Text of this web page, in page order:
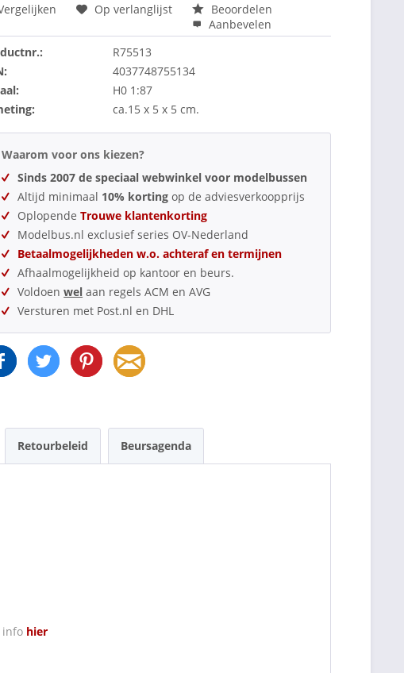
Op verlanglijst
Beoordelen
Aanbevelen
R75513
4037748755134
H0 1:87
ca.15 x 5 x 5 cm.
Waarom voor ons kiezen?
Sinds 2007 de speciaal webwinkel voor modelbussen
Altijd minimaal 10% kortingop de adviesverkoopprijs
OplopendeTrouwe klantenkorting
Modelbus.nl exclusief series OV-Nederland
Betaalmogelijkheden w.o. achteraf en termijnen
Afhaalmogelijkheid op kantoor en beurs.
Voldoenwel aan regels ACM en AVG
Versturen met Post.nl en DHL
Retourbeleid Beursagenda
info hier